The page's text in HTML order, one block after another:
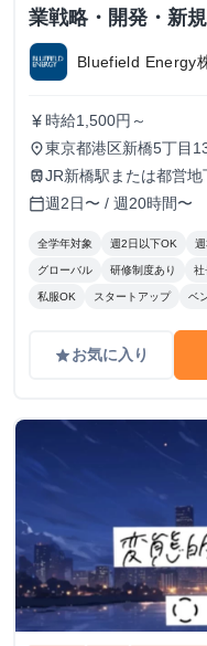
業戦略・開発・新
Bluefield Energy
currency_yen 時給1,500円～
place東京都港区新橋5丁目
trainJR新橋駅または都営
calendar_today週2日〜 / 週20時間〜
全学年対象 週2日以下OK
グローバル 研修制度あり 社
私服OK スタートアップ ベ
gradeお気に入り